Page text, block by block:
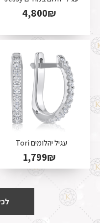
4,800₪
עגיל יהלומים Tori
1,799₪